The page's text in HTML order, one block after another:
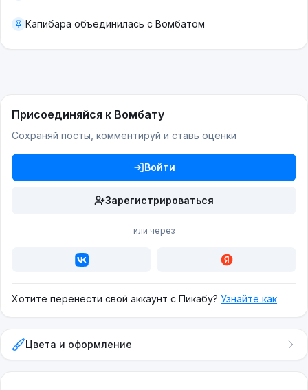
Капибара объединилась с Вомбатом
Присоединяйся к Вомбату
Сохраняй посты, комментируй и ставь оценки
Войти
Зарегистрироваться
или через
Хотите перенести свой аккаунт с Пикабу? Узнайте как
Цвета и оформление